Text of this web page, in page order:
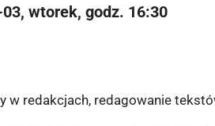
wtorek 16:30
w redakcjach, redagowanie